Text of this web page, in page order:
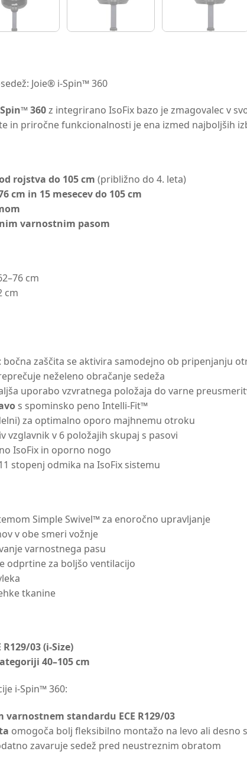
Joie® i-Spin™ 360
360z integrirano IsoFix bazo je zmagovalec v
in priročne funkcionalnosti je ena izmed najboljših
rojstva do 105 cm (približno do 4. leta)
cm in 15 mesecev do 105 cm
varnostnim pasom
cm
cm
: bočna zaščita se aktivira samodejno ob pripenjanju
neželeno obračanje sedeža
uporabo vzvratnega položaja do varne
s spominsko peno Intelli-Fit™
za optimalno oporo majhnemu otroku
vzglavnik v 6 položajih skupaj s pasovi
IsoFix in oporno nogo
stopenj odmika na IsoFix sistemu
Simple Swivel™ za enoročno upravljanje
v obe smeri vožnje
varnostnega pasu
odprtine za boljšo ventilacijo
tkanine
R129/03 (i-Size)
40–105 cm
i-Spin™ 360:
varnostnem standardu ECE R129/03
omogoča bolj fleksibilno montažo na levo ali desno
zavaruje sedež pred neustreznim obratom